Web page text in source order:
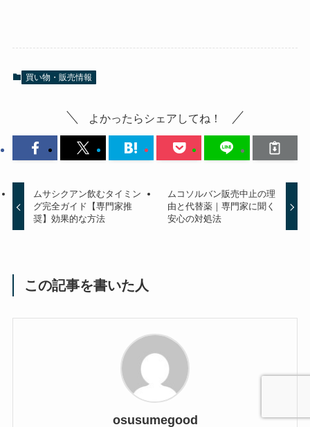
買い物・販売情報
よかったらシェアしてね！
ムサシクアン飲むタイミン
グ完全ガイド【専門家推
奨】効果的な方法
ムコソルバン販売中止の理
由と代替薬｜専門家に聞く
安心の対処法
この記事を書いた人
osusumegood